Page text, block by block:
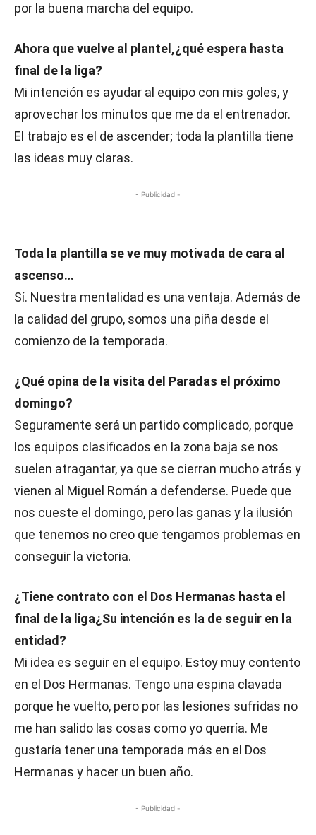
por la buena marcha del equipo.
Ahora que vuelve al plantel,¿qué espera hasta
final de la liga?
Mi intención es ayudar al equipo con mis goles, y
aprovechar los minutos que me da el entrenador.
El trabajo es el de ascender; toda la plantilla tiene
las ideas muy claras.
- Publicidad -
Toda la plantilla se ve muy motivada de cara al
ascenso…
Sí. Nuestra mentalidad es una ventaja. Además de
la calidad del grupo, somos una piña desde el
comienzo de la temporada.
¿Qué opina de la visita del Paradas el próximo
domingo?
Seguramente será un partido complicado, porque
los equipos clasificados en la zona baja se nos
suelen atragantar, ya que se cierran mucho atrás y
vienen al Miguel Román a defenderse. Puede que
nos cueste el domingo, pero las ganas y la ilusión
que tenemos no creo que tengamos problemas en
conseguir la victoria.
¿Tiene contrato con el Dos Hermanas hasta el
final de la liga¿Su intención es la de seguir en la
entidad?
Mi idea es seguir en el equipo. Estoy muy contento
en el Dos Hermanas. Tengo una espina clavada
porque he vuelto, pero por las lesiones sufridas no
me han salido las cosas como yo querría. Me
gustaría tener una temporada más en el Dos
Hermanas y hacer un buen año.
- Publicidad -